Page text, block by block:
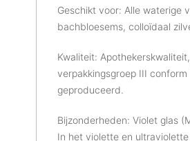
Geschikt voor: Alle waterige
bachbloesems, colloïdaal
Kwaliteit:
verpakkingsgroep III
geproduceerd.
Bijzonderheden: Violet glas
In het violette en